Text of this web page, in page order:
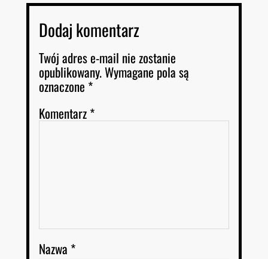
Dodaj komentarz
Twój adres e-mail nie zostanie
opublikowany.Wymagane pola są
oznaczone *
Komentarz*
Nazwa *